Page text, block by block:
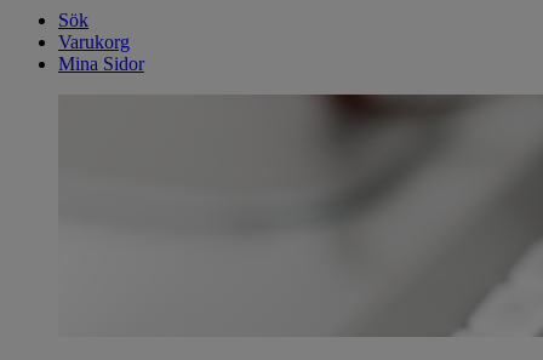
Sök
Varukorg
Mina Sidor